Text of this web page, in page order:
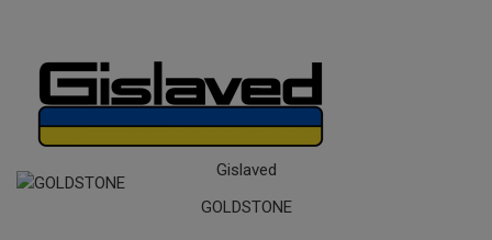
Gislaved
GOLDSTONE